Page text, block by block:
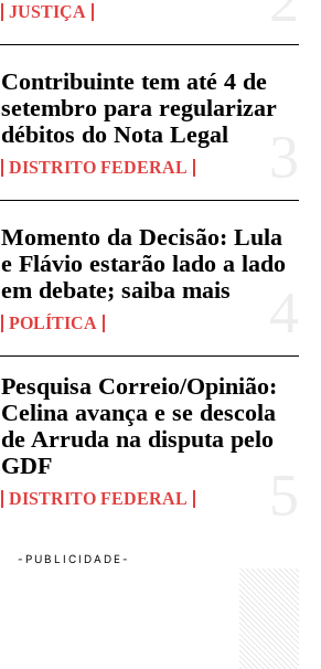
JUSTIÇA
Contribuinte tem até 4 de
setembro para regularizar
débitos do Nota Legal
DISTRITO FEDERAL
Momento da Decisão: Lula
e Flávio estarão lado a lado
em debate; saiba mais
POLÍTICA
Pesquisa Correio/Opinião:
Celina avança e se descola
de Arruda na disputa pelo
GDF
DISTRITO FEDERAL